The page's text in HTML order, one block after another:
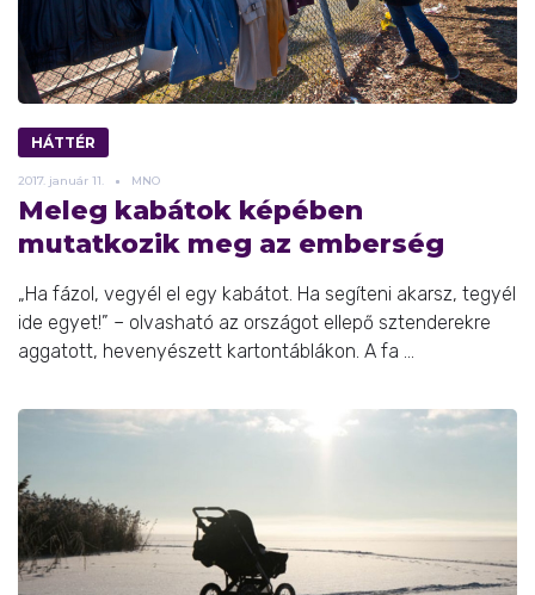
HÁTTÉR
2017. január 11. MNO
Meleg kabátok képében
mutatkozik meg az emberség
„Ha fázol, vegyél el egy kabátot. Ha segíteni akarsz, tegyél
ide egyet!” – olvasható az országot ellepő sztenderekre
aggatott, hevenyészett kartontáblákon. A fa ...